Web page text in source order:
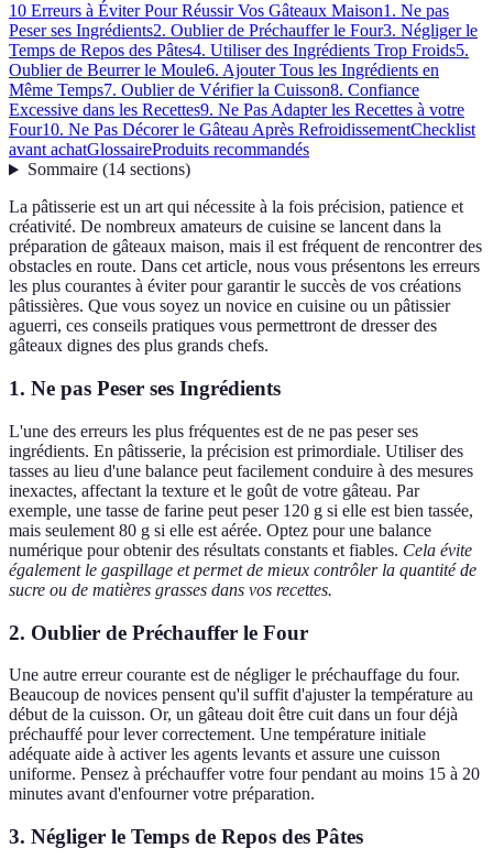
10 Erreurs à Éviter Pour Réussir Vos Gâteaux Maison1. Ne pas
Peser ses Ingrédients2. Oublier de Préchauffer le Four3. Négliger le
Temps de Repos des Pâtes4. Utiliser des Ingrédients Trop Froids5.
Oublier de Beurrer le Moule6. Ajouter Tous les Ingrédients en
Même Temps7. Oublier de Vérifier la Cuisson8. Confiance
Excessive dans les Recettes9. Ne Pas Adapter les Recettes à votre
Four10. Ne Pas Décorer le Gâteau Après RefroidissementChecklist
avant achatGlossaireProduits recommandés
Sommaire(14 sections)
La pâtisserie est un art qui nécessite à la fois précision, patience et
créativité. De nombreux amateurs de cuisine se lancent dans la
préparation de gâteaux maison, mais il est fréquent de rencontrer des
obstacles en route. Dans cet article, nous vous présentons les erreurs
les plus courantes à éviter pour garantir le succès de vos créations
pâtissières. Que vous soyez un novice en cuisine ou un pâtissier
aguerri, ces conseils pratiques vous permettront de dresser des
gâteaux dignes des plus grands chefs.
1. Ne pas Peser ses Ingrédients
L'une des erreurs les plus fréquentes est de ne pas peser ses
ingrédients. En pâtisserie, la précision est primordiale. Utiliser des
tasses au lieu d'une balance peut facilement conduire à des mesures
inexactes, affectant la texture et le goût de votre gâteau. Par
exemple, une tasse de farine peut peser 120 g si elle est bien tassée,
mais seulement 80 g si elle est aérée. Optez pour une balance
numérique pour obtenir des résultats constants et fiables. Cela évite
également le gaspillage et permet de mieux contrôler la quantité de
sucre ou de matières grasses dans vos recettes.
2. Oublier de Préchauffer le Four
Une autre erreur courante est de négliger le préchauffage du four.
Beaucoup de novices pensent qu'il suffit d'ajuster la température au
début de la cuisson. Or, un gâteau doit être cuit dans un four déjà
préchauffé pour lever correctement. Une température initiale
adéquate aide à activer les agents levants et assure une cuisson
uniforme. Pensez à préchauffer votre four pendant au moins 15 à 20
minutes avant d'enfourner votre préparation.
3. Négliger le Temps de Repos des Pâtes